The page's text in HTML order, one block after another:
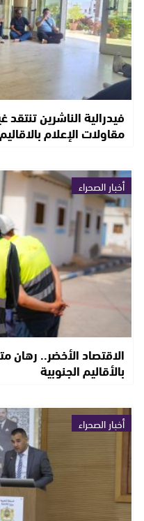
فيدرالية الناشرين تنتقد
مقاولات الإعلام
أخبار الصحراء
الاقتصاد الأخضر.. رهان
بالأقاليم الجنوبية
أخبار الصحراء